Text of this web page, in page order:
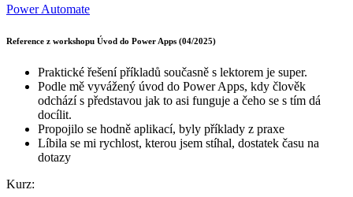
Power Automate
Reference z workshopu Úvod do Power Apps (04/2025)
Praktické řešení příkladů současně s lektorem je super.
Podle mě vyvážený úvod do Power Apps, kdy člověk
odchází s představou jak to asi funguje a čeho se s tím dá
docílit.
Propojilo se hodně aplikací, byly příklady z praxe
Líbila se mi rychlost, kterou jsem stíhal, dostatek času na
dotazy
Kurz: